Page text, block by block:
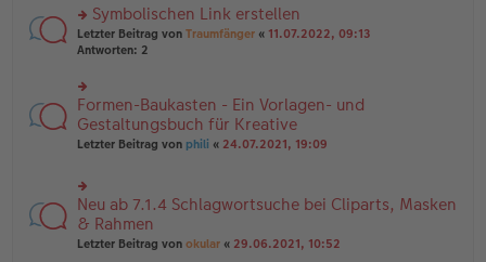
g
el
es
e
er
B
ei
tr
rs
te
u
n
g
el
es
n
er
B
ei
tr
Symbolischen Link erstellen
Letzter Beitrag von Traumfänger « 11.07.2022, 09:13
Antworten: 2
rs
te
r
u
g
el
es
e
n
Formen-Baukasten - Ein Vorlagen- und
Gestaltungsbuch für Kreative
Letzter Beitrag von phili « 24.07.2021, 19:09
rs
te
r
u
Neu ab 7.1.4 Schlagwortsuche bei Cliparts, Masken
& Rahmen
Letzter Beitrag von okular « 29.06.2021, 10:52